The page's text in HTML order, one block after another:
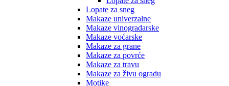
Lopate za sneg
Makaze univerzalne
Makaze vinogradarske
Makaze voćarske
Makaze za grane
Makaze za povrće
Makaze za travu
Makaze za živu ogradu
Motike